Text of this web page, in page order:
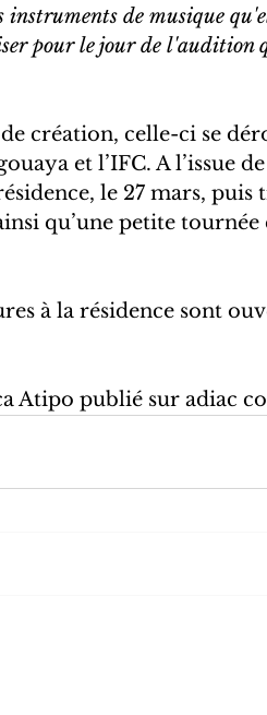
instruments de musique
pour le jour de l'audition
de création, celle-ci se
et l’IFC. A l’issue
le 27 mars,
qu’une petite tournée
à la résidence sont
Atipo publié sur adiac